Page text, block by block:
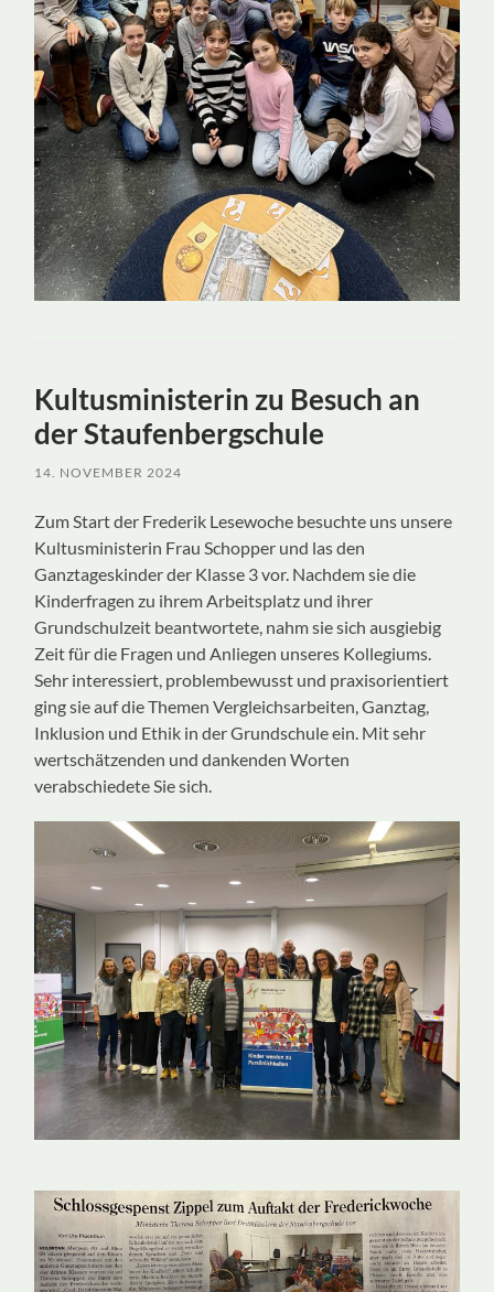
Kultusministerin zu Besuch an
der Staufenbergschule
14. NOVEMBER 2024
Zum Start der Frederik Lesewoche besuchte uns unsere
Kultusministerin Frau Schopper und las den
Ganztageskinder der Klasse 3 vor. Nachdem sie die
Kinderfragen zu ihrem Arbeitsplatz und ihrer
Grundschulzeit beantwortete, nahm sie sich ausgiebig
Zeit für die Fragen und Anliegen unseres Kollegiums.
Sehr interessiert, problembewusst und praxisorientiert
ging sie auf die Themen Vergleichsarbeiten, Ganztag,
Inklusion und Ethik in der Grundschule ein. Mit sehr
wertschätzenden und dankenden Worten
verabschiedete Sie sich.